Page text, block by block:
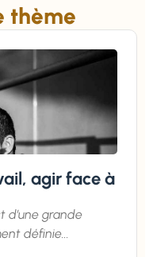
thème
agir face à
d’une grande
définie...